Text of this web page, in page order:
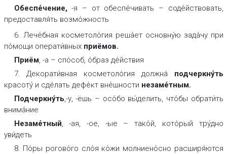
Обеспе́чение,-я – от обеспе́чивать – соде́йствовать,
предоставля́ть возмо́жность
6. Лече́бная косметоло́гия реша́ет основну́ю зада́чу при
по́мощи операти́вных приёмов.
Приём, -а – спо́соб, о́браз де́йствия
7. Декорати́вная косметоло́гия должна́ подчеркну́ть
красоту́ и сде́лать дефе́кт вне́шности незаме́тным.
Подчеркну́ть,-у, -ёшь – осо́бо вы́делить, что́бы обрати́ть
внима́ние
Незаме́тный, -ая, -ое, -ые – тако́й, кото́рый тру́дно
уви́деть
8. По́ры рогово́го сло́я ко́жи молниено́сно расширя́ются